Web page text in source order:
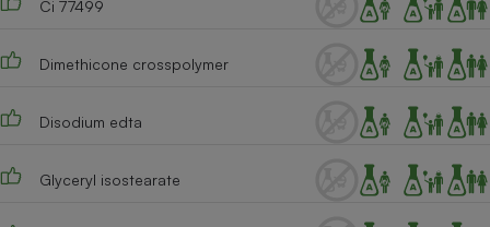
Ci 77499
Dimethicone crosspolymer
Disodium edta
Glyceryl isostearate